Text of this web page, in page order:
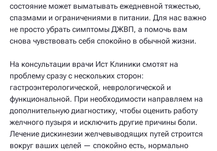
состояние может выматывать ежедневной тяжестью,
спазмами и ограничениями в питании. Для нас важно
не просто убрать симптомы ДЖВП, а помочь вам
снова чувствовать себя спокойно в обычной жизни.
На консультации врачи Ист Клиники смотят на
проблему сразу с нескольких сторон:
гастроэнтерологической, неврологической и
функциональной. При необходимости направляем на
дополнительную диагностику, чтобы оценить работу
желчного пузыря и исключить другие причины боли.
Лечение дискинезии желчевыводящих путей строится
вокруг ваших целей — спокойно есть, нормально